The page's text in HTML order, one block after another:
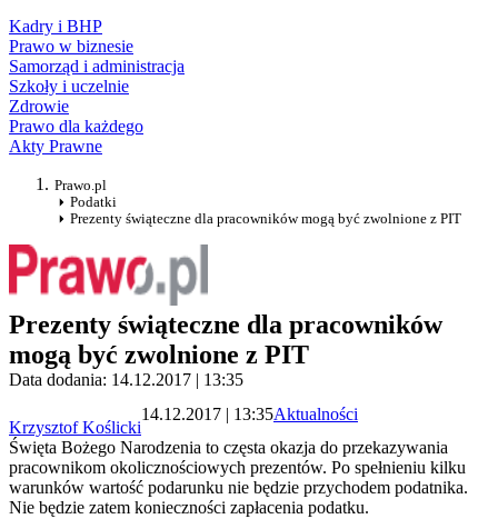
Kadry i BHP
Prawo w biznesie
Samorząd i administracja
Szkoły i uczelnie
Zdrowie
Prawo dla każdego
Akty Prawne
Prawo.pl
Podatki
Prezenty świąteczne dla pracowników mogą być zwolnione z PIT
Prezenty świąteczne dla pracowników
mogą być zwolnione z PIT
Data dodania: 14.12.2017 | 13:35
Krzysztof Koślicki
14.12.2017 | 13:35Aktualności
Święta Bożego Narodzenia to częsta okazja do przekazywania
pracownikom okolicznościowych prezentów. Po spełnieniu kilku
warunków wartość podarunku nie będzie przychodem podatnika.
Nie będzie zatem konieczności zapłacenia podatku.